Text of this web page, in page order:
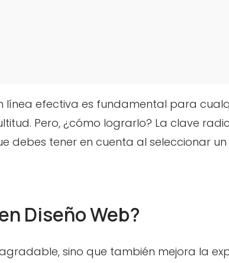
línea efectiva es fundamental para
Pero, ¿cómo lograrlo? La clave
debes tener en cuenta al seleccionar
Diseño Web?
sino que también mejora la